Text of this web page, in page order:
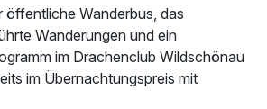
öffentliche Wanderbus, das
Wanderungen und ein
im Drachenclub Wildschönau
im Übernachtungspreis mit